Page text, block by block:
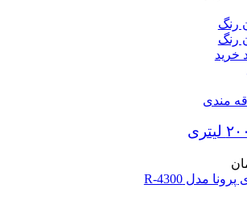
خرید
مندی